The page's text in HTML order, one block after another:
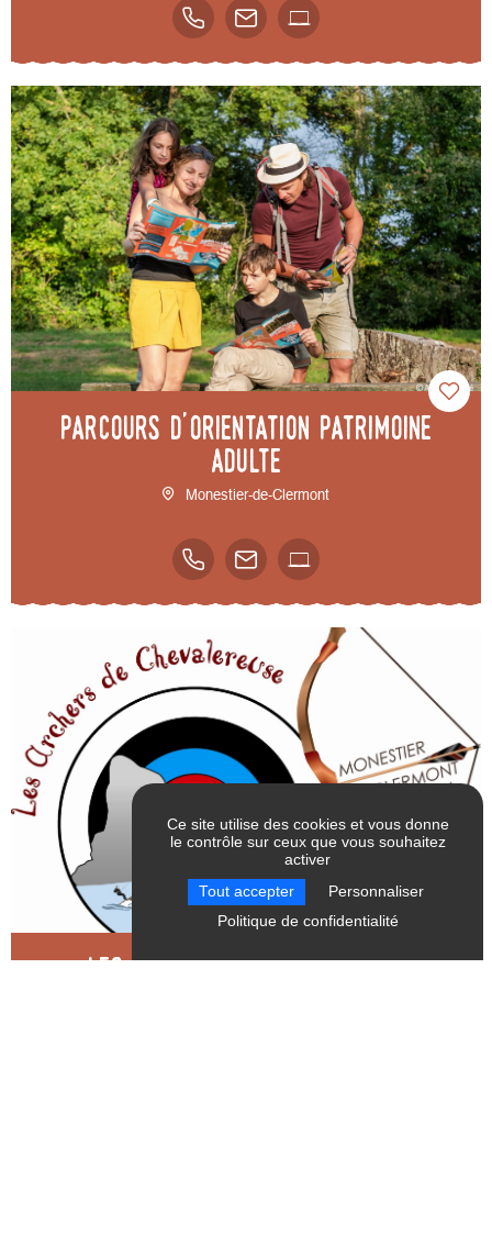
Parcours d'orientation patrimoine
adulte
Monestier-de-Clermont
Les archers de Chevalereuse
VALIDER
FILTRES
Ce site utilise des cookies et vous donne
le contrôle sur ceux que vous souhaitez
activer
Tout accepter Personnaliser
Politique de confidentialité